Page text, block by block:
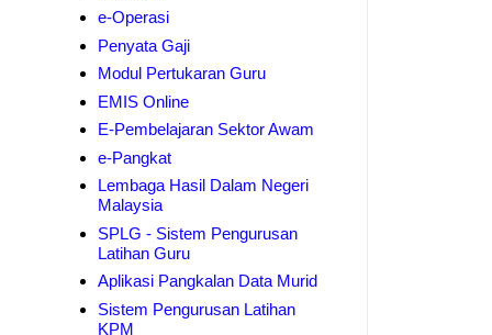
e-Operasi
Penyata Gaji
Modul Pertukaran Guru
EMIS Online
E-Pembelajaran Sektor Awam
e-Pangkat
Lembaga Hasil Dalam Negeri
Malaysia
SPLG - Sistem Pengurusan
Latihan Guru
Aplikasi Pangkalan Data Murid
Sistem Pengurusan Latihan
KPM